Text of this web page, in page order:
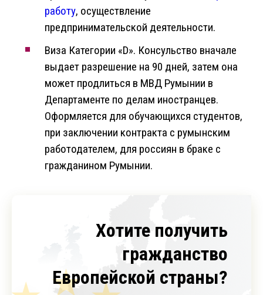
работу, осуществление
предпринимательской деятельности.
Виза Категории «D». Консульство вначале
выдает разрешение на 90 дней, затем она
может продлиться в МВД Румынии в
Департаменте по делам иностранцев.
Оформляется для обучающихся студентов,
при заключении контракта с румынским
работодателем, для россиян в браке с
гражданином Румынии.
Хотите получить
гражданство
Европейской страны?